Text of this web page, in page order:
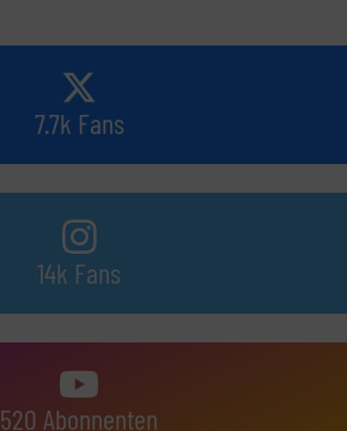
7.7k Fans
14k Fans
520 Abonnenten